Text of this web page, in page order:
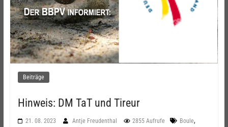
Beiträge
Hinweis: DM TaT und Tireur
21. 08. 2023 Antje Freudenthal 2855 Aufrufe Boule,